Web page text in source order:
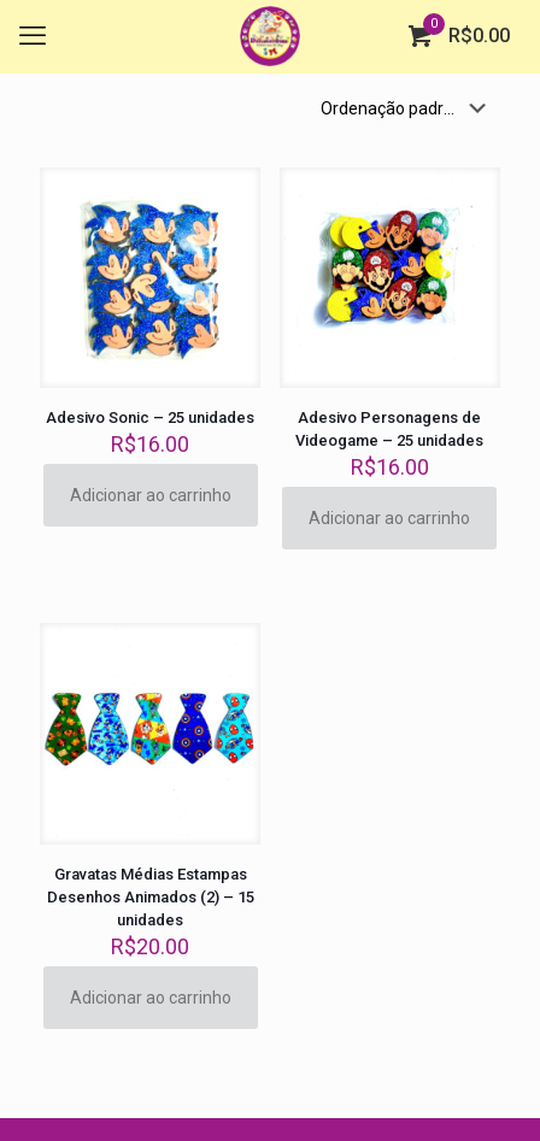
0
R$0.00
Adesivo Sonic – 25 unidades
R$16.00
Adicionar ao carrinho
Adesivo Personagens de
Videogame – 25 unidades
R$16.00
Adicionar ao carrinho
Gravatas Médias Estampas
Desenhos Animados (2) – 15
unidades
R$20.00
Adicionar ao carrinho